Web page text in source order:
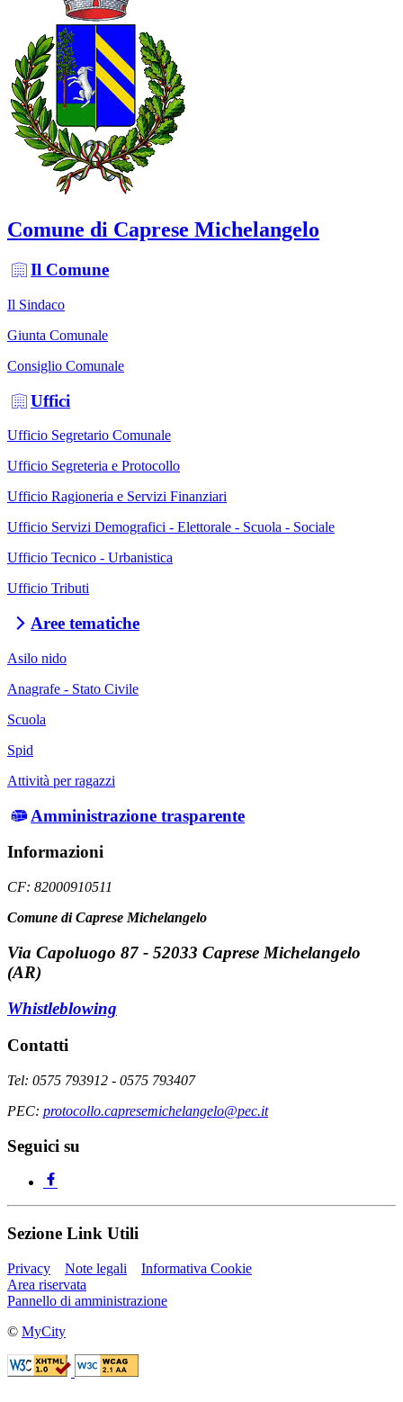
Comune di Caprese Michelangelo
Il Comune
Il Sindaco
Giunta Comunale
Consiglio Comunale
Uffici
Ufficio Segretario Comunale
Ufficio Segreteria e Protocollo
Ufficio Ragioneria e Servizi Finanziari
Ufficio Servizi Demografici - Elettorale - Scuola - Sociale
Ufficio Tecnico - Urbanistica
Ufficio Tributi
Aree tematiche
Asilo nido
Anagrafe - Stato Civile
Scuola
Spid
Attività per ragazzi
Amministrazione trasparente
Informazioni
CF: 82000910511
Comune di Caprese Michelangelo
Via Capoluogo 87 - 52033 Caprese Michelangelo
(AR)
Whistleblowing
Contatti
Tel: 0575 793912 - 0575 793407
PEC: protocollo.capresemichelangelo@pec.it
Seguici su
Sezione Link Utili
Privacy Note legali
Informativa Cookie
Area riservata
Pannello di amministrazione
© MyCity